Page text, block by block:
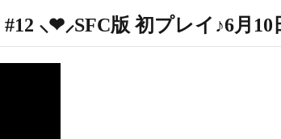
#12 ⸜❤︎⸝SFC版 初プレイ♪6月